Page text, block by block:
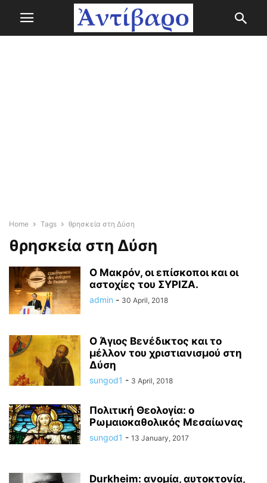
Home Tags θρησκεία στη Δύση
θρησκεία στη Δύση
Ο Μακρόν, οι επίσκοποι και οι
αστοχίες του ΣΥΡΙΖΑ.
admin - 30 April, 2018
Ο Άγιος Βενέδικτος και το
μέλλον του χριστιανισμού στη
Δύση
sungod1 - 3 April, 2018
Πολιτική Θεολογία: ο
Ρωμαιοκαθολικός Μεσαίωνας
sungod1 - 13 January, 2017
Durkheim: ανομία, αυτοκτονία,